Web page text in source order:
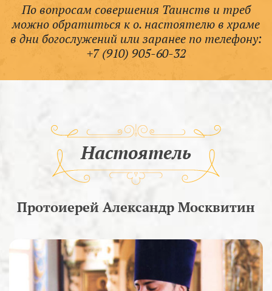
По вопросам совершения Таинств и треб
можно обратиться к о. настоятелю в храме
в дни богослужений или заранее по телефону:
+7 (910) 905-60-32
Настоятель
Протоиерей Александр Москвитин